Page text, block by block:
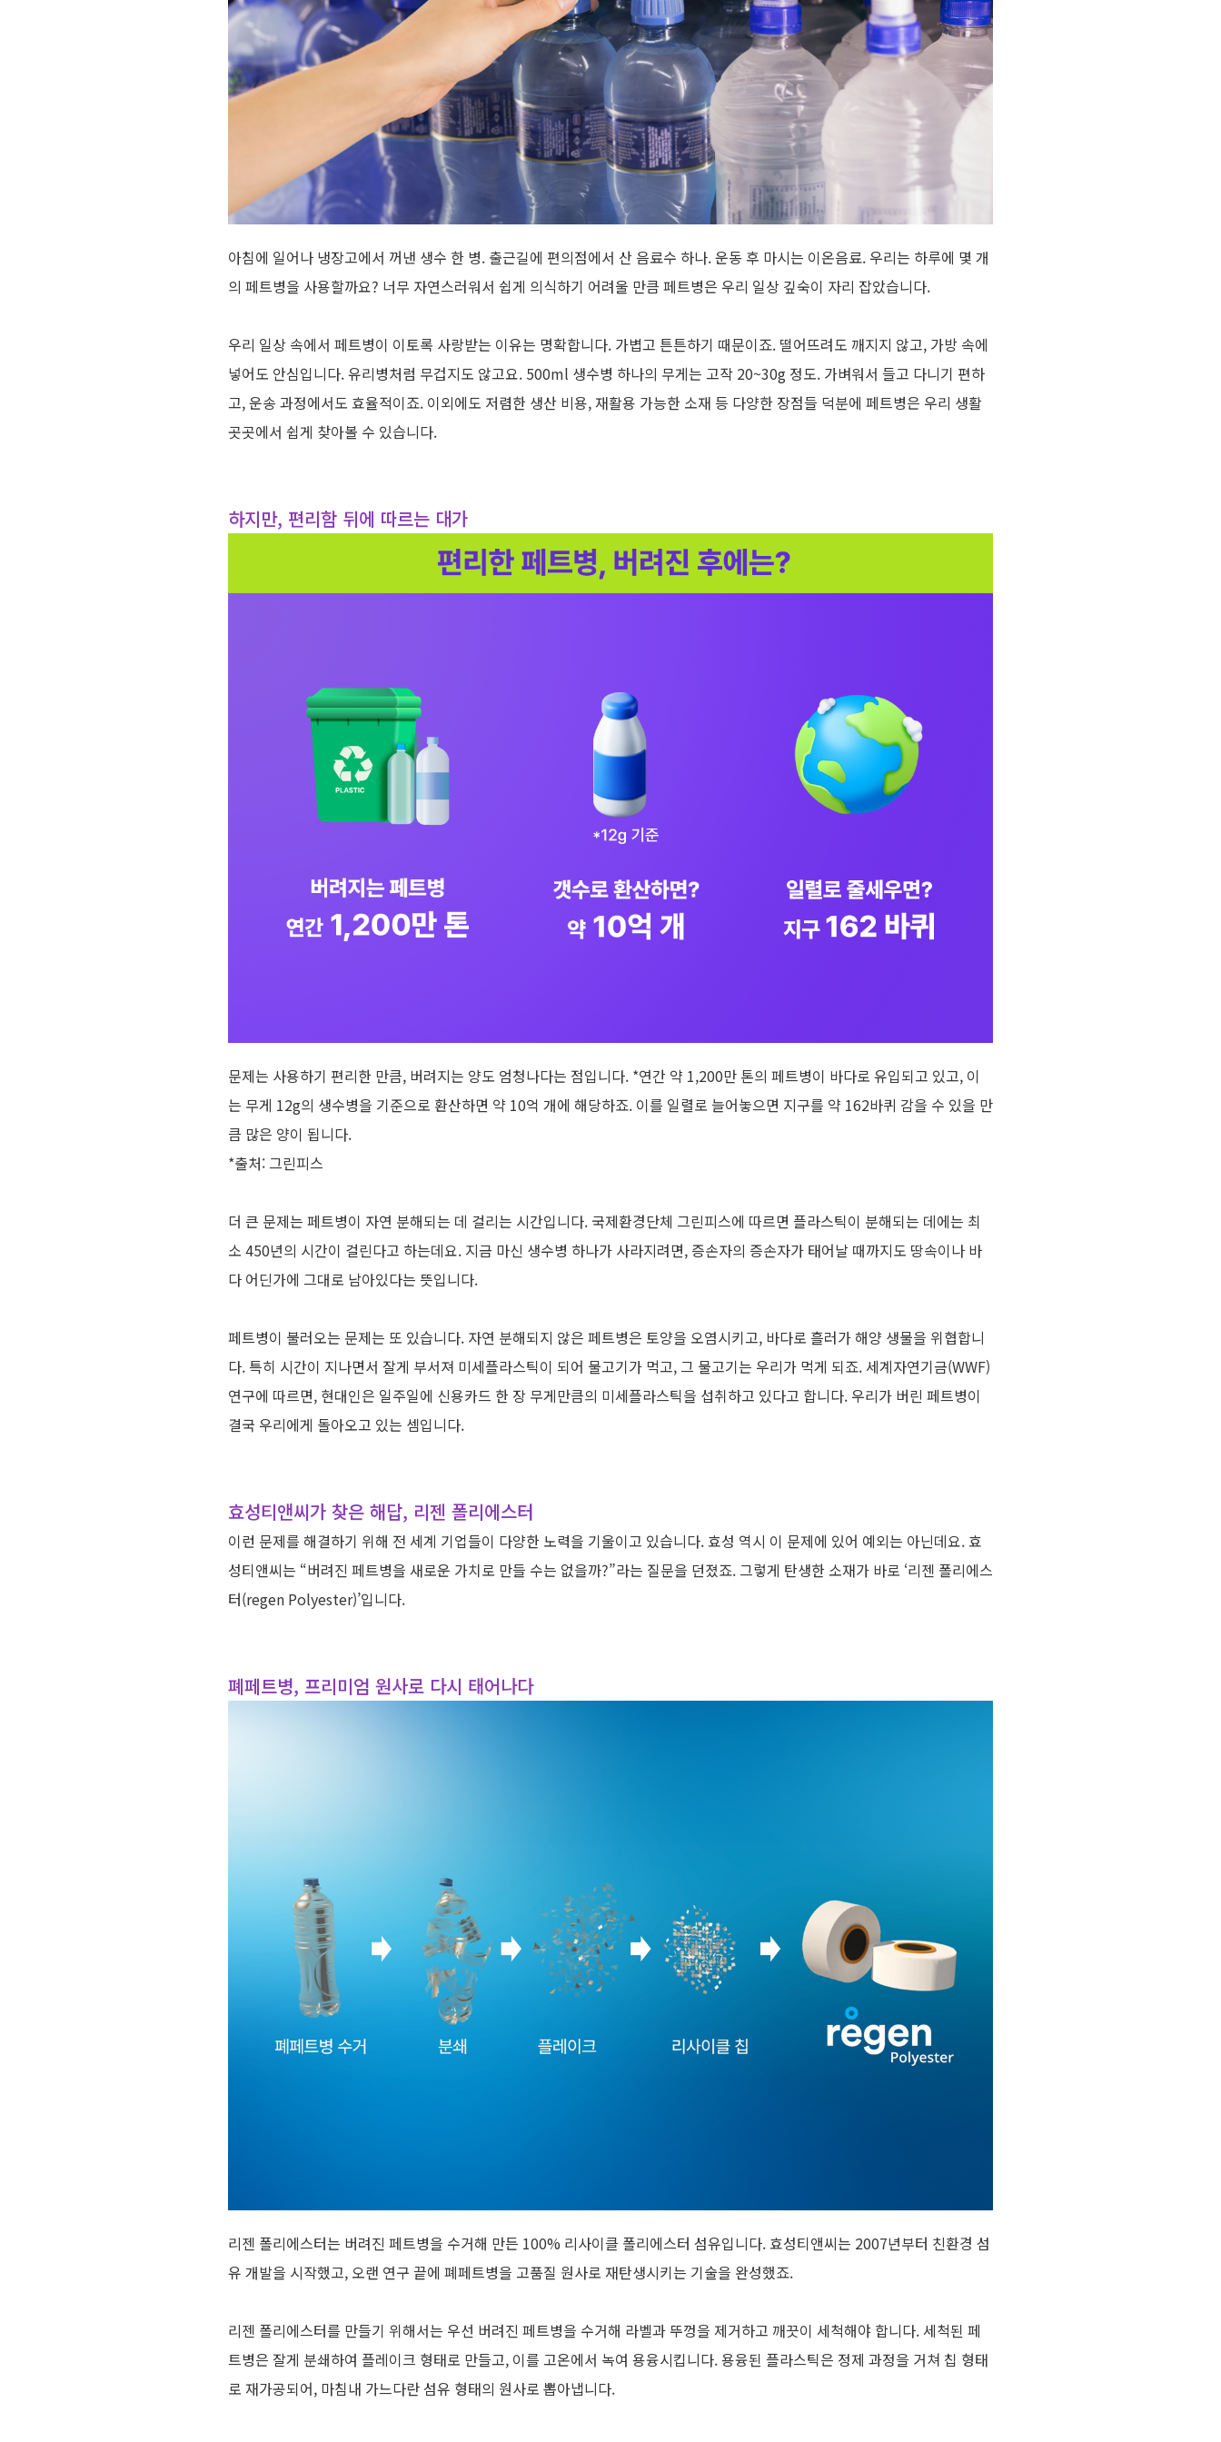
아침에 일어나 냉장고에서 꺼낸 생수 한 병. 출근길에 편의점에서 산 음료수 하나.운동 후 마시는 이온음료. 우리는 하루에 몇 개
의 페트병을 사용할까요? 너무 자연스러워서 쉽게 의식하기 어려울 만큼 페트병은 우리 일상 깊숙이 자리 잡았습니다.
우리 일상 속에서 페트병이 이토록 사랑받는 이유는 명확합니다. 가볍고 튼튼하기 때문이죠. 떨어뜨려도 깨지지 않고, 가방 속에
넣어도 안심입니다.유리병처럼 무겁지도 않고요. 500ml 생수병 하나의 무게는 고작 20~30g 정도. 가벼워서 들고 다니기 편하
고,운송 과정에서도 효율적이죠. 이외에도 저렴한 생산 비용,재활용 가능한 소재 등 다양한 장점들 덕분에 페트병은 우리 생활
곳곳에서 쉽게 찾아볼 수 있습니다.
하지만, 편리함 뒤에 따르는 대가
문제는 사용하기 편리한 만큼, 버려지는 양도 엄청나다는 점입니다. *연간 약 1,200만 톤의 페트병이 바다로 유입되고 있고, 이
는 무게 12g의 생수병을 기준으로 환산하면 약 10억 개에 해당하죠. 이를 일렬로 늘어놓으면 지구를 약 162바퀴 감을 수 있을 만
큼 많은 양이 됩니다.
*출처: 그린피스
더 큰 문제는 페트병이 자연 분해되는 데 걸리는 시간입니다. 국제환경단체 그린피스에 따르면 플라스틱이 분해되는 데에는 최
소 450년의 시간이 걸린다고 하는데요. 지금 마신 생수병 하나가 사라지려면, 증손자의 증손자가 태어날 때까지도 땅속이나 바
다 어딘가에 그대로 남아있다는 뜻입니다.
페트병이 불러오는 문제는 또 있습니다. 자연 분해되지 않은 페트병은 토양을 오염시키고, 바다로 흘러가 해양 생물을 위협합니
다. 특히 시간이 지나면서 잘게 부서져 미세플라스틱이 되어 물고기가 먹고, 그 물고기는 우리가 먹게 되죠.세계자연기금(WWF)
연구에 따르면, 현대인은 일주일에 신용카드 한 장 무게만큼의 미세플라스틱을 섭취하고 있다고 합니다. 우리가 버린 페트병이
결국 우리에게 돌아오고 있는 셈입니다.
효성티앤씨가 찾은 해답, 리젠 폴리에스터
이런 문제를 해결하기 위해 전 세계 기업들이 다양한 노력을 기울이고 있습니다.효성 역시 이 문제에 있어 예외는 아닌데요.효
성티앤씨는 “버려진 페트병을 새로운 가치로 만들 수는 없을까?”라는 질문을 던졌죠. 그렇게 탄생한 소재가 바로 ‘리젠 폴리에스
터(regen Polyester)’입니다.
폐페트병, 프리미엄 원사로 다시 태어나다
리젠 폴리에스터는 버려진 페트병을 수거해 만든 100% 리사이클 폴리에스터 섬유입니다.효성티앤씨는 2007년부터 친환경 섬
유 개발을 시작했고, 오랜 연구 끝에 폐페트병을 고품질 원사로 재탄생시키는 기술을 완성했죠.
리젠 폴리에스터를 만들기 위해서는 우선 버려진 페트병을 수거해 라벨과 뚜껑을 제거하고 깨끗이 세척해야 합니다.세척된 페
트병은 잘게 분쇄하여 플레이크 형태로 만들고, 이를 고온에서 녹여 용융시킵니다.용융된 플라스틱은 정제 과정을 거쳐 칩 형태
로 재가공되어, 마침내 가느다란 섬유 형태의 원사로 뽑아냅니다.